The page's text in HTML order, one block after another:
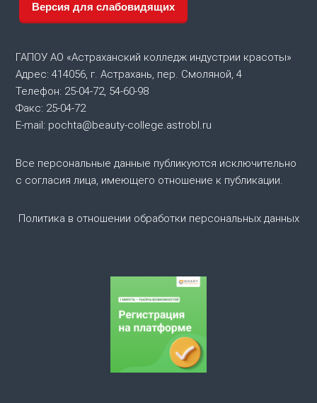
а
ц
и
я
о
Версия для слабовидящих
ГАПОУ АО «Астраханский колледж индустрии красоты»
Адрес: 414056, г. Астрахань, пер. Смоляной, 4
Телефон: 25-04-72, 54-60-98
Факс: 25-04-72
E-mail: pochta@beauty-college.astrobl.ru
Все персональные данные публикуются исключительно
с согласия лица, имеющего отношение к публикации.
Политика в отношении обработки персональных данных